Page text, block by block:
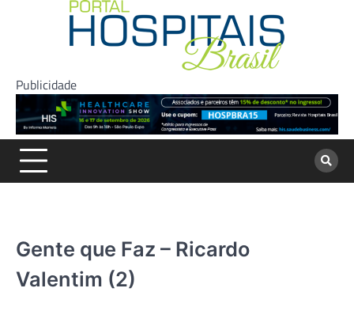
Publicidade
Gente que Faz – Ricardo
Valentim (2)